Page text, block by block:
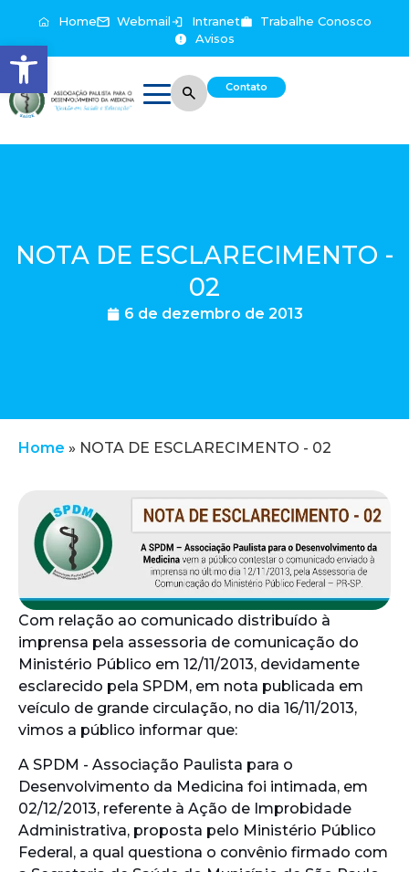
Abrir a barra de ferramentas
Home Webmail Intranet
Trabalhe Conosco
Avisos
Contato
NOTA DE ESCLARECIMENTO -
02
6 de dezembro de 2013
Home » NOTA DE ESCLARECIMENTO - 02
Com relação ao comunicado distribuído à
imprensa pela assessoria de comunicação do
Ministério Público em 12/11/2013, devidamente
esclarecido pela SPDM, em nota publicada em
veículo de grande circulação, no dia 16/11/2013,
vimos a público informar que:
A SPDM - Associação Paulista para o
Desenvolvimento da Medicina foi intimada, em
02/12/2013, referente à Ação de Improbidade
Administrativa, proposta pelo Ministério Público
Federal, a qual questiona o convênio firmado com